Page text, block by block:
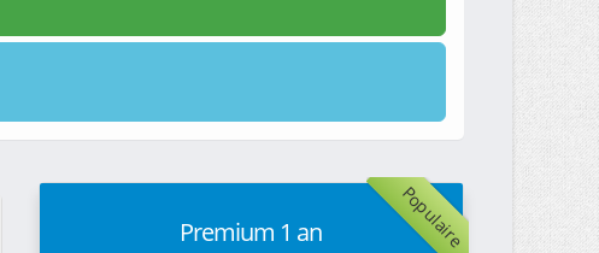
Populaire
Premium 1 an